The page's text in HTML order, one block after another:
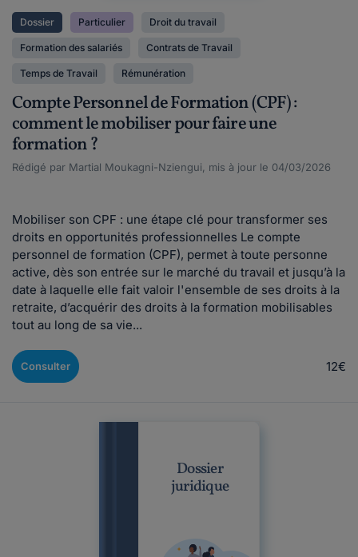
Dossier Particulier Droit du travail
Formation des salariés Contrats de Travail
Temps de Travail Rémunération
Compte Personnel de Formation (CPF) :
comment le mobiliser pour faire une
formation ?
Rédigé par Martial Moukagni-Nziengui, mis à jour le 04/03/2026
Mobiliser son CPF : une étape clé pour transformer ses
droits en opportunités professionnelles Le compte
personnel de formation (CPF), permet à toute personne
active, dès son entrée sur le marché du travail et jusqu’à la
date à laquelle elle fait valoir l'ensemble de ses droits à la
retraite, d’acquérir des droits à la formation mobilisables
tout au long de sa vie...
Consulter 12€
Dossier
juridique